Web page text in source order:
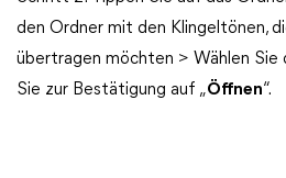
den Ordner mit den Klingeltönen,
übertragen möchten > Wählen Sie
Sie zur Bestätigung auf „Öffnen“.